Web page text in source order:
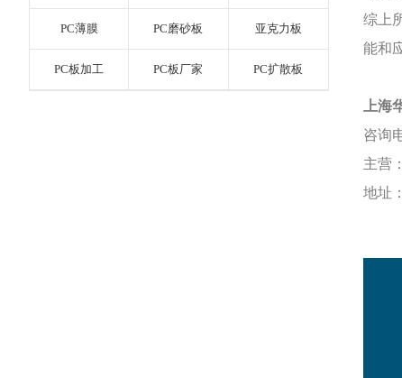
综上
能和
上海
咨询
主营
地址
PC薄膜 PC磨砂板 亚克力板
PC板加工 PC板厂家 PC扩散板